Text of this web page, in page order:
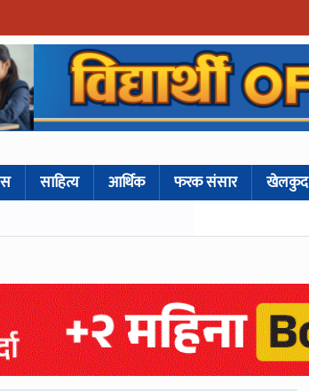
साहित्य आर्थिक फरक संसार खेलकुद